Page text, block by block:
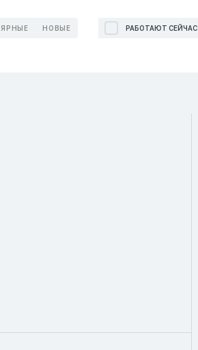
НОВЫЕ РАБОТАЮТ СЕЙЧАС